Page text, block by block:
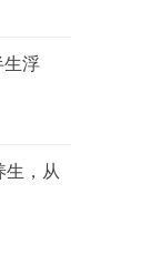
生浮
生，从